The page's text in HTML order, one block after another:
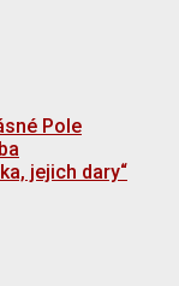
Pole
jejich dary“